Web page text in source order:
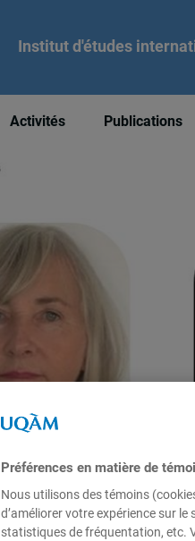
Institut d'études
Activités Publications
Préférences en matière de
Nous utilisons des témoins
d’améliorer votre expérience sur
statistiques de fréquentation, etc.